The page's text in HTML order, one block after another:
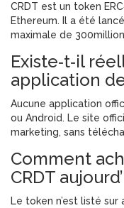
CRDT est un token
Ethereum. Il a été
maximale de
Existe‑t‑il
application
Aucune application
ou Android. Le site
marketing, sans
Comment
CRDT
Le token n’est listé